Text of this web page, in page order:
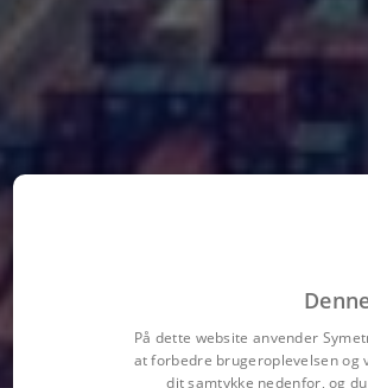
På dette website anvender
at forbedre brugeroplevelsen og
dit samtykke nedenfor, og